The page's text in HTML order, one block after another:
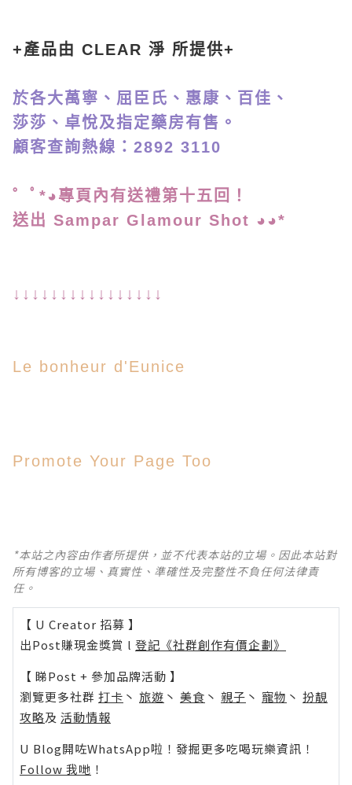
+產品由 CLEAR 淨 所提供+
於各大萬寧、屈臣氏、惠康、百佳、
莎莎、卓悅及指定藥房有售。
顧客查詢熱線：2892 3110
゜ﾟ*◕專頁內有送禮第十五回！
送出 Sampar Glamour Shot ◕◕*
↓↓↓↓↓↓↓↓↓↓↓↓↓↓↓↓
Le bonheur d'Eunice
Promote Your Page Too
*本站之內容由作者所提供，並不代表本站的立場。因此本站對
所有博客的立場、真實性、準確性及完整性不負任何法律責
任。
【 U Creator 招募 】
出Post賺現金獎賞 l 登記《社群創作有價企劃》
【 睇Post + 參加品牌活動 】
瀏覽更多社群 打卡 丶 旅遊 丶 美食 丶 親子 丶 寵物 丶 扮靚
攻略及 活動情報
U Blog開咗WhatsApp啦！發掘更多吃喝玩樂資訊！
Follow 我哋 ！